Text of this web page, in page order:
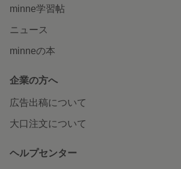
minne学習帖
ニュース
minneの本
企業の方へ
広告出稿について
大口注文について
ヘルプセンター